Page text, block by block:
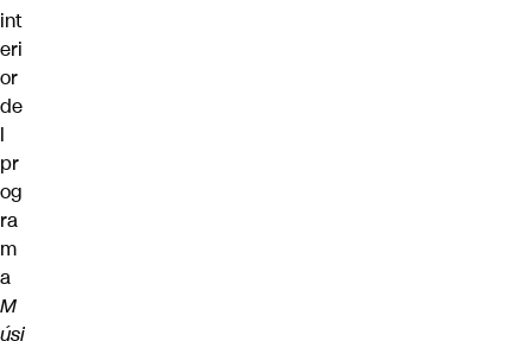
int
eri
or
de
l
pr
og
ra
m
a
M
úsi